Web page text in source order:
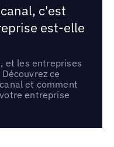
c'est
est-elle
et les entreprises
ce
et comment
entreprise